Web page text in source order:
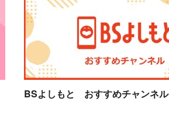
BSよしもと おすすめチャンネル